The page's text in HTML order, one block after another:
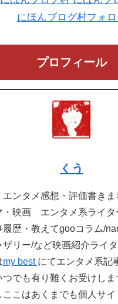
にほんブログ村フォ
プロフィール
くう
エンタメ感想・評価書きま
映画 エンタメ系ライタ
歴・教えてgooコラム/
ザリー/など映画紹介ライ
my best にてエンタメ系記
つでも有り難くお受けしま
こはあくまでも個人サイ